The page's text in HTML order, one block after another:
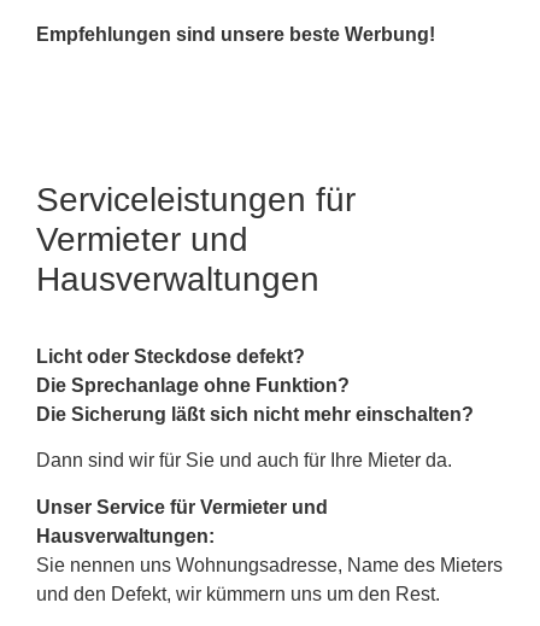
Empfehlungen sind unsere beste Werbung!
Serviceleistungen für
Vermieter und
Hausverwaltungen
Licht oder Steckdose defekt?
Die Sprechanlage ohne Funktion?
Die Sicherung läßt sich nicht mehr einschalten?
Dann sind wir für Sie und auch für Ihre Mieter da.
Unser Service für Vermieter und
Hausverwaltungen:
Sie nennen uns Wohnungsadresse, Name des Mieters
und den Defekt, wir kümmern uns um den Rest.